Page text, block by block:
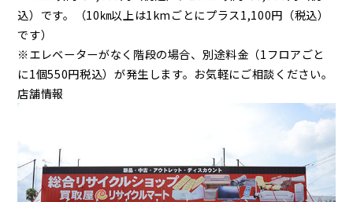
込）です。（10㎞以上は1kmごとにプラス1,100円（税込）
です）
※エレベーターがなく階段の場合、別途料金（1フロアごと
に1個550円税込）が発生します。お気軽にご相談ください。
店舗情報